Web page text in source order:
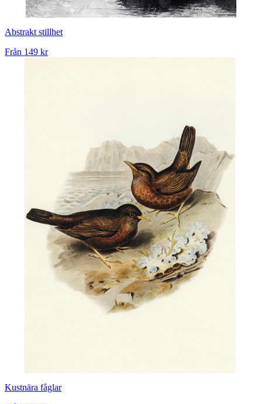
Abstrakt stillhet
Från 149 kr
Kustnära fåglar